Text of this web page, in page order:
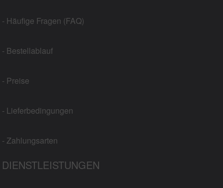
- Häufige Fragen (FAQ)
- Bestellablauf
- Preise
- Lieferbedingungen
- Zahlungsarten
DIENSTLEISTUNGEN